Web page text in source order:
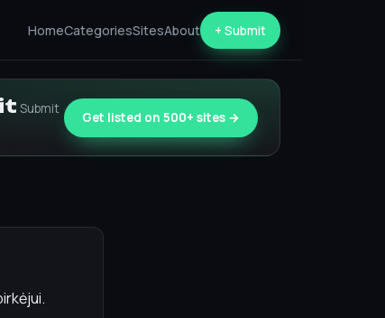
HomeCategoriesSitesAbout + Submit
Submit
Get listed on 500+ sites →